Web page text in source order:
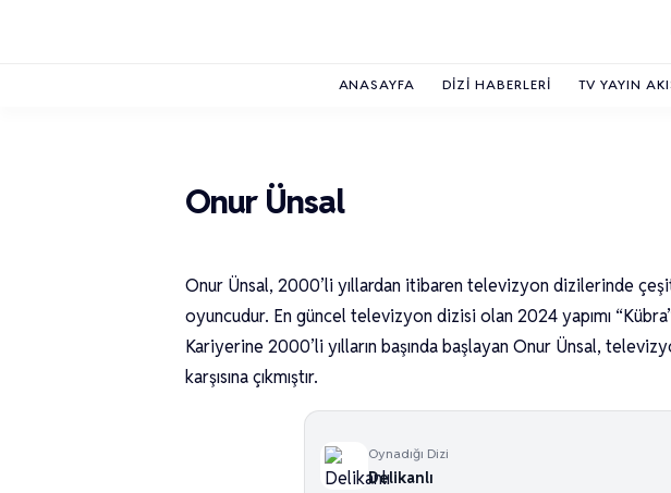
ANASAYFA DIZI HABERLERI TV YAYIN
Onur Ünsal
Onur Ünsal, 2000’li yıllardan itibaren televizyon dizilerinde
oyuncudur. En güncel televizyon dizisi olan 2024 yapımı
Kariyerine 2000’li yılların başında başlayan Onur Ünsal,
karşısına çıkmıştır.
Oynadığı Dizi
Delikanlı